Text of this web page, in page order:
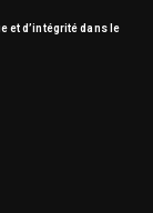
et d’intégrité dans le